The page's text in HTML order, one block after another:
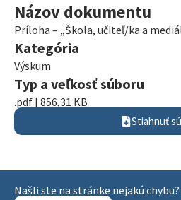
Názov dokumentu
Príloha – „Škola, učiteľ/ka a
Kategória
Výskum
Typ a veľkosť súboru
.pdf | 856,31 KB
Stiahnuť
Našli ste na stránke nejakú